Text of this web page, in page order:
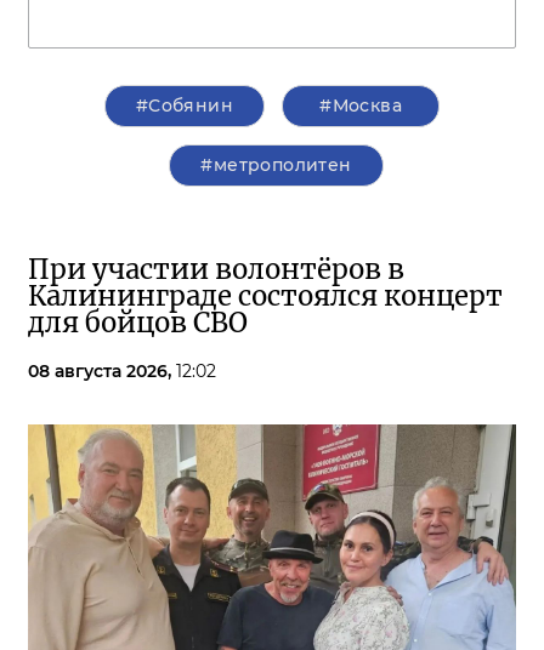
#Собянин #Москва
#метрополитен
При участии волонтёров в
Калининграде состоялся концерт
для бойцов СВО
08 августа 2026, 12:02